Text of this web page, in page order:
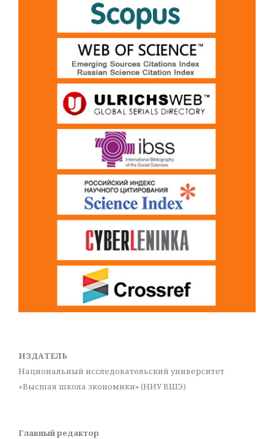
ИЗДАТЕЛЬ
Национальный исследовательский университет
«Высшая школа экономики» (НИУ ВШЭ)
Главный редактор